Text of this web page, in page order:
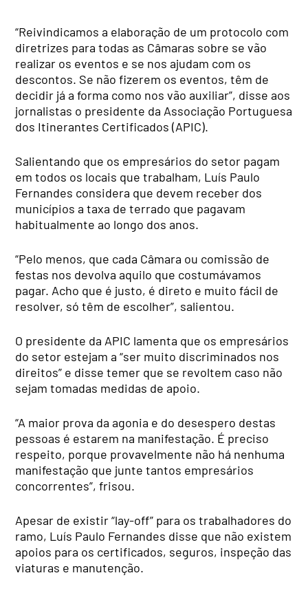
“Reivindicamos a elaboração de um protocolo com
diretrizes para todas as Câmaras sobre se vão
realizar os eventos e se nos ajudam com os
descontos. Se não fizerem os eventos, têm de
decidir já a forma como nos vão auxiliar”, disse aos
jornalistas o presidente da Associação Portuguesa
dos Itinerantes Certificados (APIC).
Salientando que os empresários do setor pagam
em todos os locais que trabalham, Luís Paulo
Fernandes considera que devem receber dos
municípios a taxa de terrado que pagavam
habitualmente ao longo dos anos.
“Pelo menos, que cada Câmara ou comissão de
festas nos devolva aquilo que costumávamos
pagar. Acho que é justo, é direto e muito fácil de
resolver, só têm de escolher”, salientou.
O presidente da APIC lamenta que os empresários
do setor estejam a “ser muito discriminados nos
direitos” e disse temer que se revoltem caso não
sejam tomadas medidas de apoio.
“A maior prova da agonia e do desespero destas
pessoas é estarem na manifestação. É preciso
respeito, porque provavelmente não há nenhuma
manifestação que junte tantos empresários
concorrentes”, frisou.
Apesar de existir “lay-off” para os trabalhadores do
ramo, Luís Paulo Fernandes disse que não existem
apoios para os certificados, seguros, inspeção das
viaturas e manutenção.